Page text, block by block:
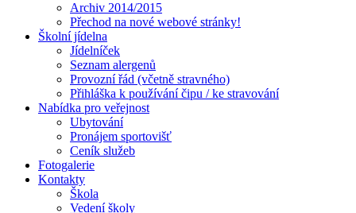
Archiv 2014/2015
Přechod na nové webové stránky!
Školní jídelna
Jídelníček
Seznam alergenů
Provozní řád (včetně stravného)
Přihláška k používání čipu / ke stravování
Nabídka pro veřejnost
Ubytování
Pronájem sportovišť
Ceník služeb
Fotogalerie
Kontakty
Škola
Vedení školy